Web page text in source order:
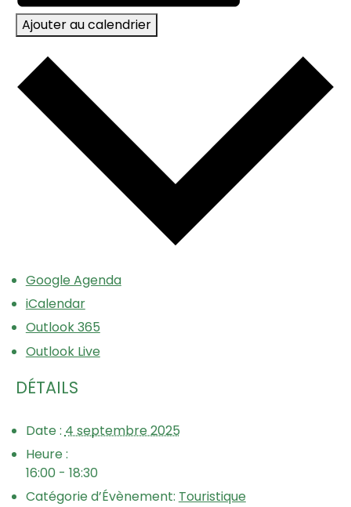
Ajouter au calendrier
Google Agenda
iCalendar
Outlook 365
Outlook Live
DÉTAILS
Date : 4 septembre 2025
Heure :
16:00 - 18:30
Catégorie d’Évènement: Touristique